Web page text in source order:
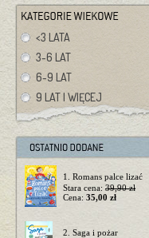
<3 LATA
3-6 LAT
6-9 LAT
9 LAT I WIĘCEJ
1. Romans palce lizać
Stara cena: 39,90 zł
Cena: 35,00 zł
2. Saga i pożar